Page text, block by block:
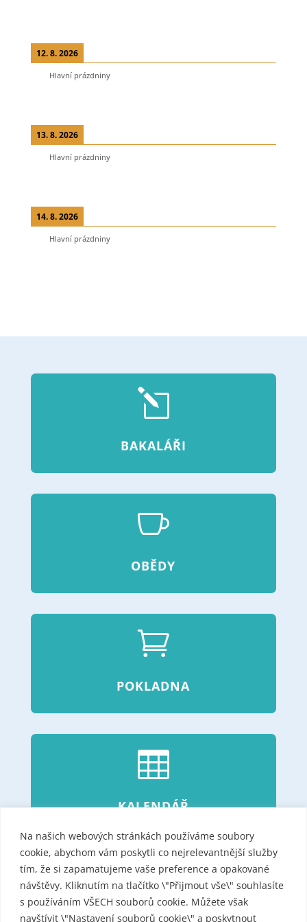
Na našich webových stránkách používáme soubory
cookie, abychom vám poskytli co nejrelevantnější služby
tím, že si zapamatujeme vaše preference a opakované
návštěvy. Kliknutím na tlačítko \"Přijmout vše\" souhlasíte
s používáním VŠECH souborů cookie. Můžete však
navštívit \"Nastavení souborů cookie\" a poskytnout
12. 8. 2026
Hlavní prázdniny
13. 8. 2026
Hlavní prázdniny
14. 8. 2026
Hlavní prázdniny
l
BAKALÁŘI

OBĚDY

POKLADNA

KALENDÁŘ
}